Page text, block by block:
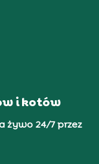
i kotów
żywo 24/7 przez